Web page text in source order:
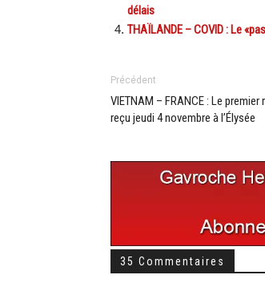
délais
THAÏLANDE – COVID : Le
Précédent
VIETNAM – FRANCE : Le
reçu jeudi 4 novembre à l’Élysée
35 Commentaires